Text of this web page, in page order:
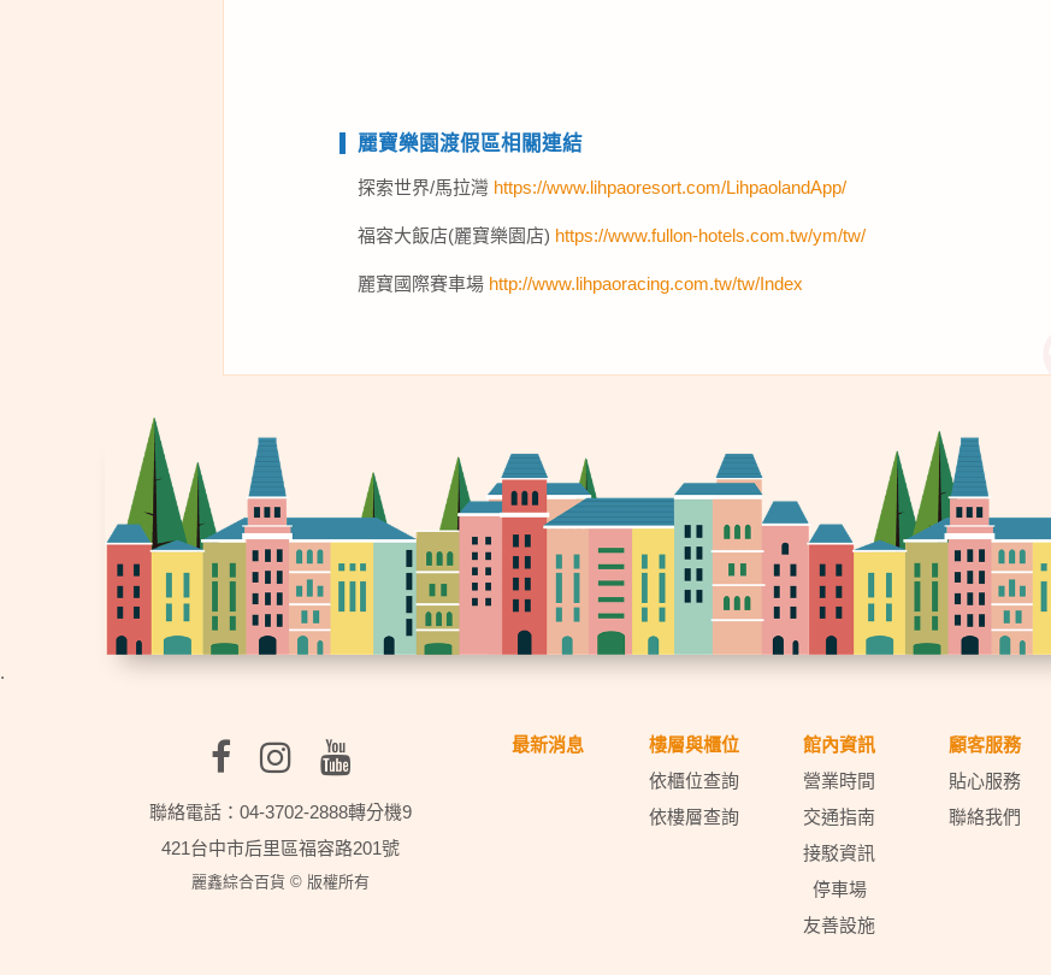
麗寶樂園渡假區相關連結
探索世界/馬拉灣 https://www.lihpaoresort.com/LihpaolandApp/
福容大飯店(麗寶樂園店) https://www.fullon-hotels.com.tw/ym/tw/
麗寶國際賽車場 http://www.lihpaoracing.com.tw/tw/Index
.
聯絡電話：04-3702-2888轉分機9
421台中市后里區福容路201號
麗鑫綜合百貨 © 版權所有
最新消息
樓層與櫃位
依櫃位查詢
依樓層查詢
館內資訊
營業時間
交通指南
接駁資訊
停車場
友善設施
顧客服務
貼心服務
聯絡我們